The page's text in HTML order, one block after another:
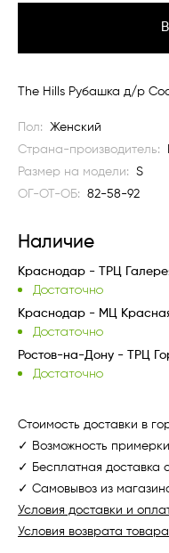
The Hills Рубашка д/р
Пол:
Женский
Страна-производитель:
Размер на модели:
S
ОГ-ОТ-ОБ:
82-58-92
Наличие
Краснодар - ТРЦ
Достаточно
Краснодар - МЦ
Достаточно
Ростов-на-Дону - ТРЦ
Достаточно
Стоимость доставки в
✓ Возможность
✓ Бесплатная доставка
✓ Самовывоз из
Условия доставки и
Условия возврата товара